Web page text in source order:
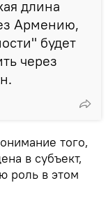
длина
Армению,
будет
через
того,
в субъект,
роль в этом